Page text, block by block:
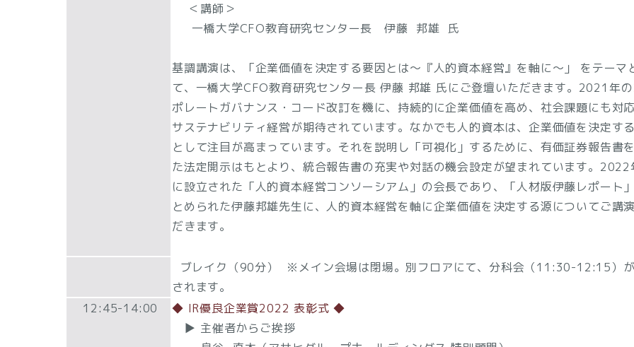
＜講師＞
一橋大学CFO教育研究センター長 伊藤 邦雄 氏
基調講演は、「企業価値を決定する要因とは～『人的資本経営』を軸に～」 をテーマ
て、一橋大学CFO教育研究センター長 伊藤 邦雄 氏にご登壇いただきます。2021年の
ポレートガバナンス・コード改訂を機に、持続的に企業価値を高め、社会課題にも対
サステナビリティ経営が期待されています。なかでも人的資本は、企業価値を決定す
として注目が高まっています。それを説明し「可視化」するために、有価証券報告書
た法定開示はもとより、統合報告書の充実や対話の機会設定が望まれています。2022
に設立された「人的資本経営コンソーシアム」の会長であり、「人材版伊藤レポート
とめられた伊藤邦雄先生に、人的資本経営を軸に企業価値を決定する源についてご講
だきます。
ブレイク（90分） ※メイン会場は閉場。別フロアにて、分科会（11:30-12:15）
されます。
12:45-14:00
◆ IR優良企業賞2022 表彰式 ◆
▶ 主催者からご挨拶